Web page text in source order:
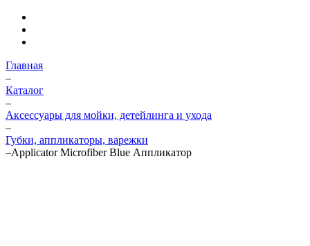
Главная
–
Каталог
–
Аксессуары для мойки, детейлинга и ухода
–
Губки, аппликаторы, варежки
–Applicator Microfiber Blue Аппликатор